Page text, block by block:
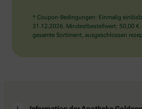
* Coupon-Bedingungen: Einmalig
31.12.2026. Mindestbestellwert: 50,00 €.
gesamte Sortiment, ausgeschlossen